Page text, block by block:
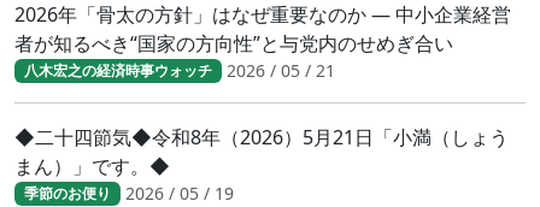
2026年「骨太の方針」はなぜ重要なのか ― 中小企業経営
者が知るべき“国家の方向性”と与党内のせめぎ合い
八木宏之の経済時事ウォッチ 2026 / 05 / 21
◆二十四節気◆令和8年（2026）5月21日「小満（しょう
まん）」です。◆
季節のお便り 2026 / 05 / 19